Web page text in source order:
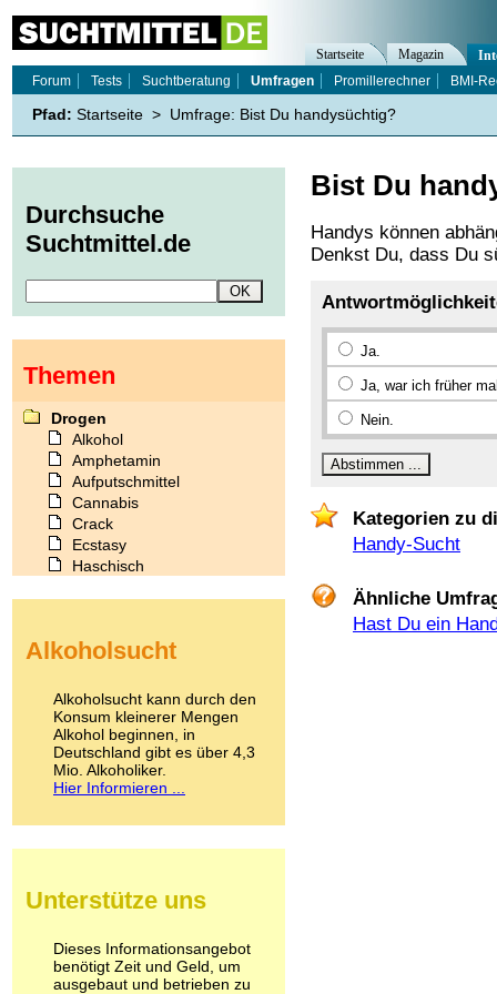
Bist Du
Handys können
Denkst Du, dass Du
Ja.
Ja, war ich früher
Nein.
Kategorien zu
Handy-Sucht
Ähnliche
Hast Du ein
Startseite Magazin
Forum
Tests Suchtberatung Umfragen Promillerechner BMI-
Pfad: Startseite > Umfrage: Bist Du handysüchtig?
Durchsuche
Suchtmittel.de
Themen
Drogen
Alkohol
Amphetamin
Aufputschmittel
Cannabis
Crack
Ecstasy
Haschisch
Kokain
LSD
Marihuana
Medikamente
Meskalin
Metamphetamin
Methadon
Pilze
Psychopharmaka
Schlafmittel
Schmerzmittel
Alkoholsucht
Alkoholsucht kann durch den
Konsum kleinerer Mengen
Alkohol beginnen, in
Deutschland gibt es über 4,3
Mio. Alkoholiker.
Hier Informieren ...
Unterstütze uns
Dieses Informationsangebot
benötigt Zeit und Geld, um
ausgebaut und betrieben zu